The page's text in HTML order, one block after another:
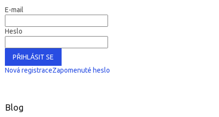
E-mail
Heslo
PŘIHLÁSIT SE
Nová registraceZapomenuté heslo
Blog